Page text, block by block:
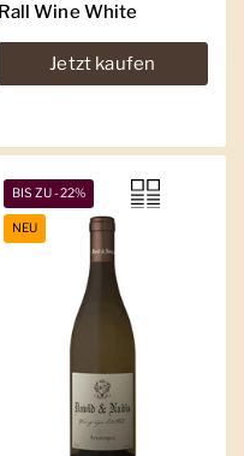
Rall Wine White
Jetzt kaufen
BIS ZU -22%
NEU